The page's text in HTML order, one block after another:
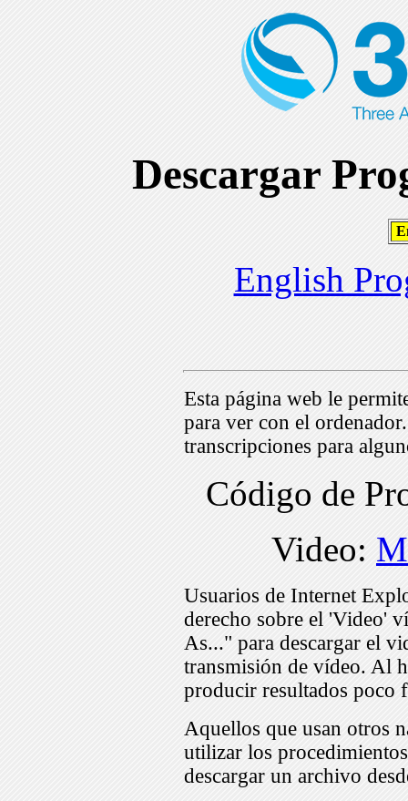
Descargar
English
Esta página web le
para ver con el
transcripciones para
Código de
Video:
Usuarios de Internet
derecho sobre el 'Video'
As..." para descargar el
transmisión de vídeo. Al
producir resultados poco
Aquellos que usan otros
utilizar los
descargar un archivo